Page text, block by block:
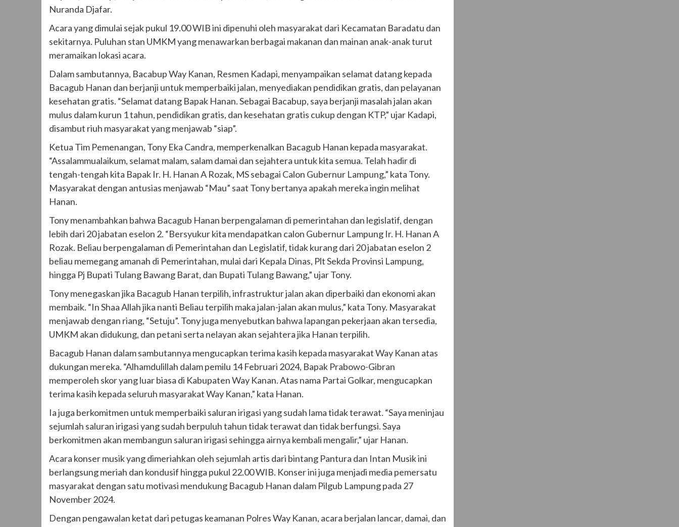
Nuranda Djafar.
Acara yang dimulai sejak pukul 19.00 WIB ini dipenuhi oleh masyarakat dari Kecamatan Baradatu dan
sekitarnya. Puluhan stan UMKM yang menawarkan berbagai makanan dan mainan anak-anak turut
meramaikan lokasi acara.
Dalam sambutannya, Bacabup Way Kanan, Resmen Kadapi, menyampaikan selamat datang kepada
Bacagub Hanan dan berjanji untuk memperbaiki jalan, menyediakan pendidikan gratis, dan pelayanan
kesehatan gratis. “Selamat datang Bapak Hanan. Sebagai Bacabup, saya berjanji masalah jalan akan
mulus dalam kurun 1 tahun, pendidikan gratis, dan kesehatan gratis cukup dengan KTP,” ujar Kadapi,
disambut riuh masyarakat yang menjawab “siap”.
Ketua Tim Pemenangan, Tony Eka Candra, memperkenalkan Bacagub Hanan kepada masyarakat.
“Assalammualaikum, selamat malam, salam damai dan sejahtera untuk kita semua. Telah hadir di
tengah-tengah kita Bapak Ir. H. Hanan A Rozak, MS sebagai Calon Gubernur Lampung,” kata Tony.
Masyarakat dengan antusias menjawab “Mau” saat Tony bertanya apakah mereka ingin melihat
Hanan.
Tony menambahkan bahwa Bacagub Hanan berpengalaman di pemerintahan dan legislatif, dengan
lebih dari 20 jabatan eselon 2. “Bersyukur kita mendapatkan calon Gubernur Lampung Ir. H. Hanan A
Rozak. Beliau berpengalaman di Pemerintahan dan Legislatif, tidak kurang dari 20 jabatan eselon 2
beliau memegang amanah di Pemerintahan, mulai dari Kepala Dinas, Plt Sekda Provinsi Lampung,
hingga Pj Bupati Tulang Bawang Barat, dan Bupati Tulang Bawang,” ujar Tony.
Tony menegaskan jika Bacagub Hanan terpilih, infrastruktur jalan akan diperbaiki dan ekonomi akan
membaik. “In Shaa Allah jika nanti Beliau terpilih maka jalan-jalan akan mulus,” kata Tony. Masyarakat
menjawab dengan riang, “Setuju”. Tony juga menyebutkan bahwa lapangan pekerjaan akan tersedia,
UMKM akan didukung, dan petani serta nelayan akan sejahtera jika Hanan terpilih.
Bacagub Hanan dalam sambutannya mengucapkan terima kasih kepada masyarakat Way Kanan atas
dukungan mereka. “Alhamdulillah dalam pemilu 14 Februari 2024, Bapak Prabowo-Gibran
memperoleh skor yang luar biasa di Kabupaten Way Kanan. Atas nama Partai Golkar, mengucapkan
terima kasih kepada seluruh masyarakat Way Kanan,” kata Hanan.
Ia juga berkomitmen untuk memperbaiki saluran irigasi yang sudah lama tidak terawat. “Saya meninjau
sejumlah saluran irigasi yang sudah berpuluh tahun tidak terawat dan tidak berfungsi. Saya
berkomitmen akan membangun saluran irigasi sehingga airnya kembali mengalir,” ujar Hanan.
Acara konser musik yang dimeriahkan oleh sejumlah artis dari bintang Pantura dan Intan Musik ini
berlangsung meriah dan kondusif hingga pukul 22.00 WIB. Konser ini juga menjadi media pemersatu
masyarakat dengan satu motivasi mendukung Bacagub Hanan dalam Pilgub Lampung pada 27
November 2024.
Dengan pengawalan ketat dari petugas keamanan Polres Way Kanan, acara berjalan lancar, damai, dan